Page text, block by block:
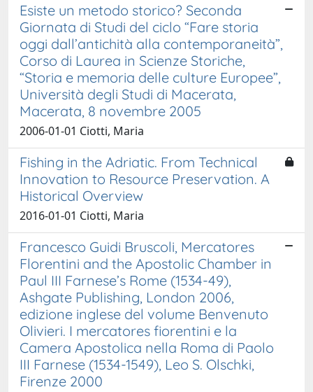
Esiste un metodo storico? Seconda
Giornata di Studi del ciclo “Fare storia
oggi dall’antichità alla contemporaneità”,
Corso di Laurea in Scienze Storiche,
“Storia e memoria delle culture Europee”,
Università degli Studi di Macerata,
Macerata, 8 novembre 2005
2006-01-01 Ciotti, Maria
Fishing in the Adriatic. From Technical
Innovation to Resource Preservation. A
Historical Overview
2016-01-01 Ciotti, Maria
Francesco Guidi Bruscoli, Mercatores
Florentini and the Apostolic Chamber in
Paul III Farnese’s Rome (1534-49),
Ashgate Publishing, London 2006,
edizione inglese del volume Benvenuto
Olivieri. I mercatores fiorentini e la
Camera Apostolica nella Roma di Paolo
III Farnese (1534-1549), Leo S. Olschki,
Firenze 2000